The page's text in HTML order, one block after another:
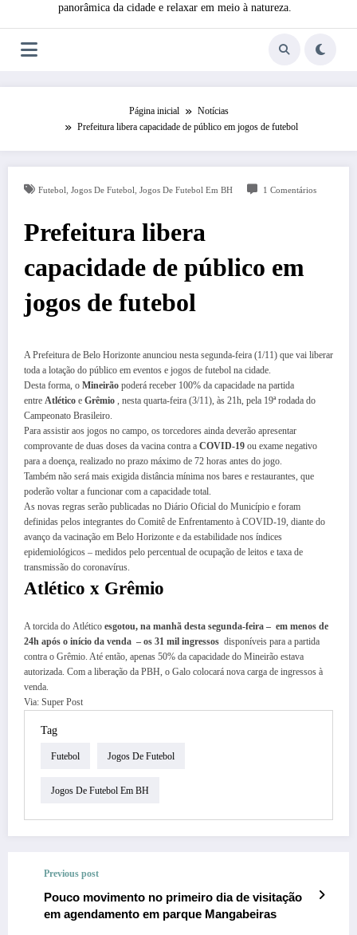
panorâmica da cidade e relaxar em meio à natureza.
Página inicial
Notícias
Prefeitura libera capacidade de público em jogos de futebol
Futebol, Jogos De Futebol, Jogos De Futebol Em BH 1 Comentários
Prefeitura libera
capacidade de público em
jogos de futebol
A Prefeitura de Belo Horizonte anunciou nesta segunda-feira (1/11) que vai liberar
toda a lotação do público em eventos e jogos de futebol na cidade.
Desta forma, o Mineirão poderá receber 100% da capacidade na partida
entre Atlético e Grêmio , nesta quarta-feira (3/11), às 21h, pela 19ª rodada do
Campeonato Brasileiro.
Para assistir aos jogos no campo, os torcedores ainda deverão apresentar
comprovante de duas doses da vacina contra a COVID-19 ou exame negativo
para a doença, realizado no prazo máximo de 72 horas antes do jogo.
Também não será mais exigida distância mínima nos bares e restaurantes, que
poderão voltar a funcionar com a capacidade total.
As novas regras serão publicadas no Diário Oficial do Município e foram
definidas pelos integrantes do Comitê de Enfrentamento à COVID-19, diante do
avanço da vacinação em Belo Horizonte e da estabilidade nos índices
epidemiológicos – medidos pelo percentual de ocupação de leitos e taxa de
transmissão do coronavírus.
Atlético x Grêmio
A torcida do Atlético esgotou, na manhã desta segunda-feira – em menos de
24h após o início da venda – os 31 mil ingressos disponíveis para a partida
contra o Grêmio. Até então, apenas 50% da capacidade do Mineirão estava
autorizada. Com a liberação da PBH, o Galo colocará nova carga de ingressos à
venda.
Via: Super Post
Tag
Futebol Jogos De Futebol
Jogos De Futebol Em BH
Previous post
Pouco movimento no primeiro dia de visitação
em agendamento em parque Mangabeiras